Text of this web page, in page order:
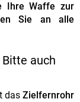
Ihre Waffe zur
Sie an alle
auch
das Zielfernrohr